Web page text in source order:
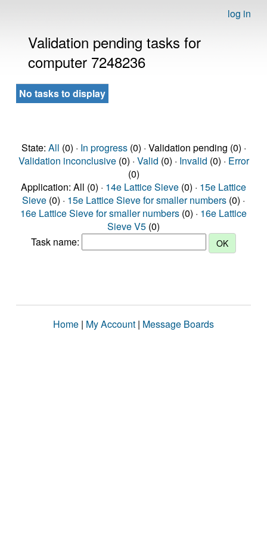
log in
Validation pending tasks for
computer 7248236
No tasks to display
State: All (0) · In progress(0) · Validation pending (0) ·
Validation inconclusive(0) · Valid (0) · Invalid (0) · Error
(0)
Application: All (0) · 14e Lattice Sieve (0) · 15e Lattice
Sieve (0) · 15e Lattice Sieve for smaller numbers (0) ·
16e Lattice Sieve for smaller numbers (0) · 16e Lattice
Sieve V5 (0)
Task name:
Home | My Account | Message Boards